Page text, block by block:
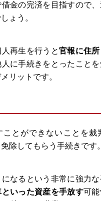
金の完済を目指すので
ょう。
再生を行うと官報に住
に手続きをとったこと
リットです。
ことができないことを裁
除してもらう手続きです。
なるという非常に強力な
いった資産を手放す可